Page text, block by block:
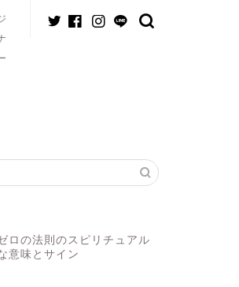
ロの法則のスピリチュアル
意味とサイン